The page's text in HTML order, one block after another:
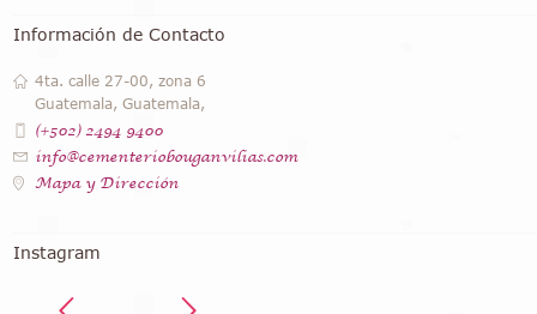
Información de Contacto
4ta. calle 27-00, zona 6
Guatemala, Guatemala,
(+502) 2494 9400
info@cementeriobouganvilias.com
Mapa y Dirección
Instagram